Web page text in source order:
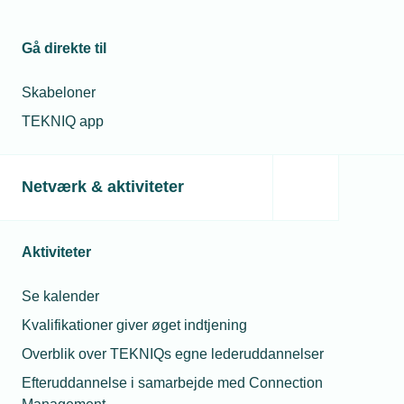
Gå direkte til
Skabeloner
TEKNIQ app
Netværk & aktiviteter
Aktiviteter
Se kalender
Kvalifikationer giver øget indtjening
Overblik over TEKNIQs egne lederuddannelser
Efteruddannelse i samarbejde med Connection
Fra 12. august gælder de første krav i EU’s nye
producentansvar og flere importører, der kan få ansvar for
03. august 2026
Sidste chance for at søge refusion fra TEKNIQ Barsel